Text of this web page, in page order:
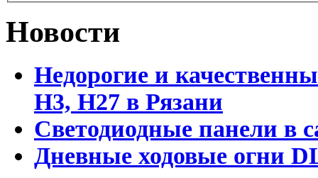
Новости
Недорогие и
Н3, Н27 в Рязани
Светодиодные панели в
Дневные ходовые огни